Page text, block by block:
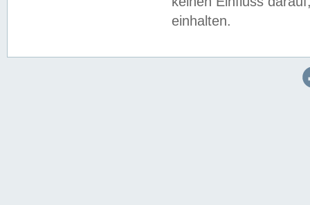
einhalten.